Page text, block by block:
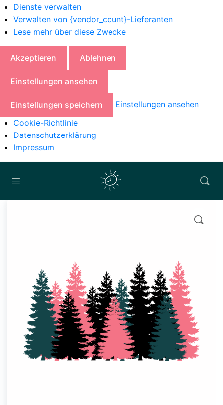
Dienste verwalten
Verwalten von {vendor_count}-Lieferanten
Lese mehr über diese Zwecke
Akzeptieren Ablehnen
Einstellungen ansehen
Einstellungen speichern
Einstellungen ansehen
Cookie-Richtlinie
Datenschutzerklärung
Impressum